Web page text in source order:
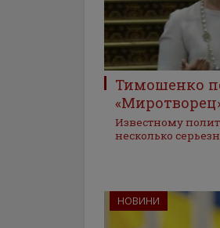
Тимошенко
Известному
несколько
НОВИНИ